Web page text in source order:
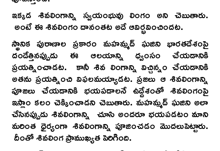
ఇక్కడ శివలింగాన్ని స్వయంభువు లింగం అని చెబుతారు.
అంటే ఈ శివలింగం దానంతట అదే ఆవిర్భవించిందట.
స్థానిక పురాణాల ప్రకారం మహమ్మద్ ఘజిని భారతదేశంపై
దండేత్తినప్పుడు ఈ ఆలయాన్ని ధ్వంసం చేయడానికి
ప్రయత్నించాడట. కానీ శివ లింగాన్ని విచ్చిన్నం చేయడానికి
అతను ప్రయత్నించి విఫలమయ్యాడట. ప్రజలు ఆ శివలింగాన్ని
పూజలు చేయడానికి భయపడాలనే ఉద్దేశంతో శివలింగంపై
ఇస్లాం కలం చెక్కించాడని చెబుతారు. మహమ్మద్ ఘజిని అలా
చేసినప్పుడు శివలింగాన్ని చూసి అందరూ భయపడటం మాని
మరింత ధైర్యంగా శివలింగాన్ని పూజించడం మొదలుపెట్టారు.
దీంతో శివలింగ ప్రాముఖ్యత పెరిగింది.